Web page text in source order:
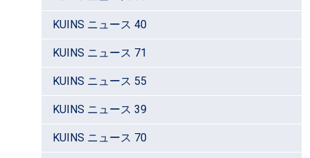
KUINS ニュース 40
KUINS ニュース 71
KUINS ニュース 55
KUINS ニュース 39
KUINS ニュース 70